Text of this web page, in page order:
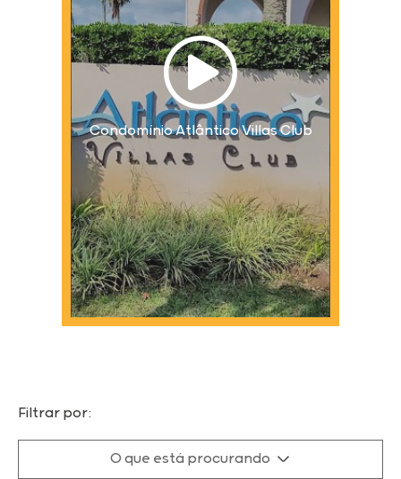
Condomínio Atlântico Villas Club
Filtrar por:
O que está procurando